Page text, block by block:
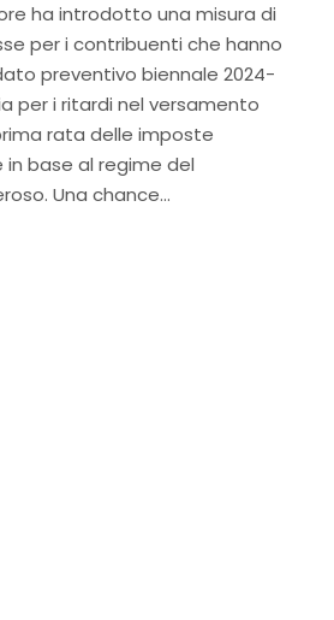
ha introdotto una misura di
per i contribuenti che hanno
preventivo biennale 2024-
per i ritardi nel versamento
rata delle imposte
base al regime del
Una chance...